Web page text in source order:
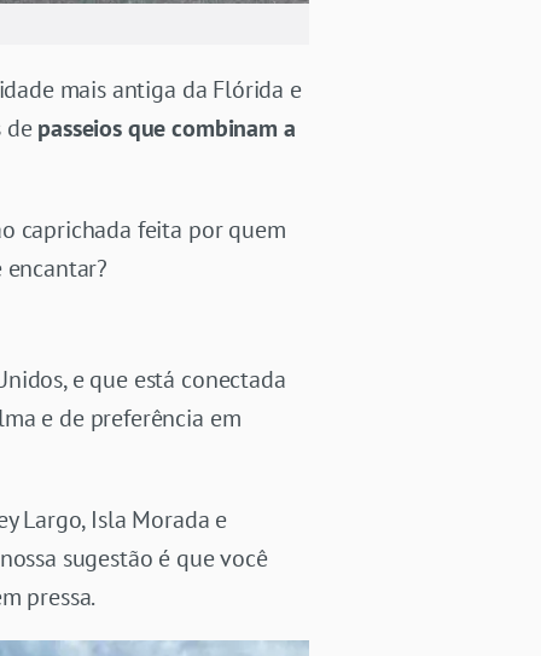
mais antiga da Flórida e
depasseios que combinam a
caprichada feita por quem
encantar?
e que está conectada
e de preferência em
Largo, Isla Morada e
sugestão é que você
pressa.